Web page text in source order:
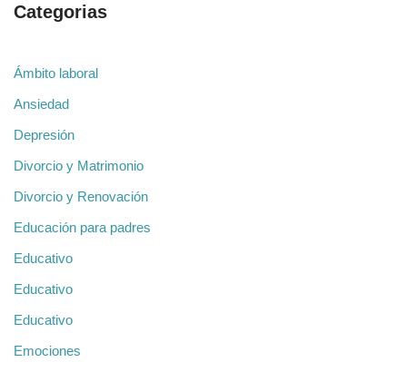
Categorias
Ámbito laboral
Ansiedad
Depresión
Divorcio y Matrimonio
Divorcio y Renovación
Educación para padres
Educativo
Educativo
Educativo
Emociones